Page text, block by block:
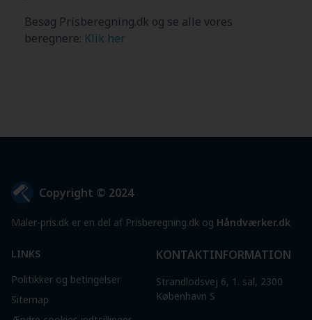
Besøg Prisberegning.dk og se alle vores
beregnere: Klik her
Copyright © 2024
Maler-pris.dk er en del af Prisberegning.dk og Håndværker.dk
LINKS
Politikker og betingelser
Sitemap
KONTAKTINFORMATION
Strandlodsvej 6, 1. sal, 2300
København S